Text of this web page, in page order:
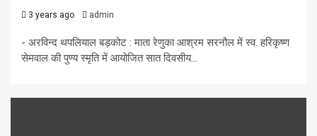
3 years ago admin
- अरविन्द थपलियाल बड़कोट : माता रेणुका आश्रम सरनौल में स्व. हरिकृष्ण
सेमवाल की पुण्य स्मृति में आयोजित सात दिवसीय...